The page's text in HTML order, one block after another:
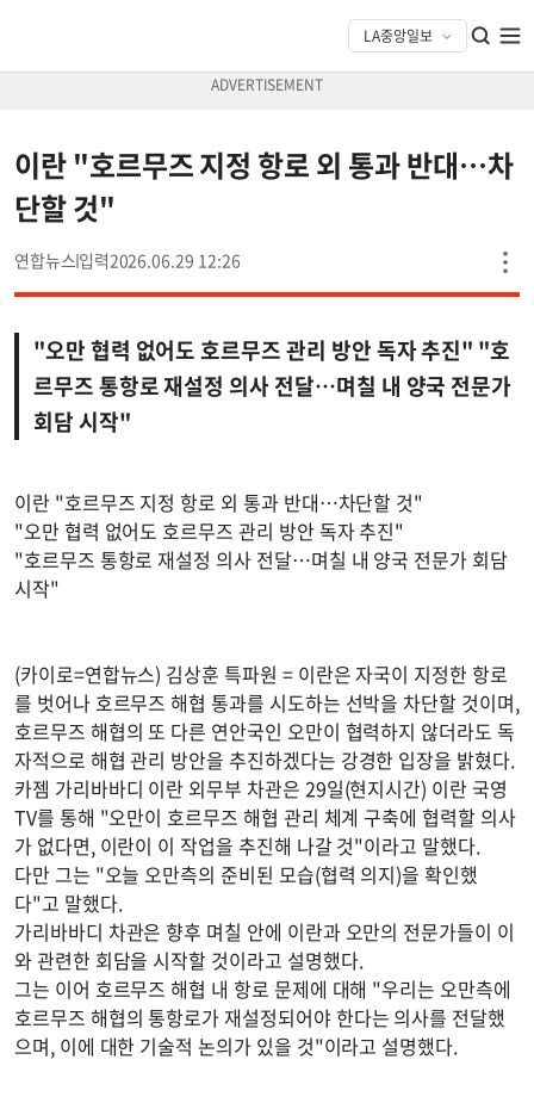
이란 "호르무즈 지정 항로 외 통과 반대…차
단할 것"
연합뉴스 2026.06.29 12:26
"오만 협력 없어도 호르무즈 관리 방안 독자 추진" "호
르무즈 통항로 재설정 의사 전달…며칠 내 양국 전문가
회담 시작"
이란 "호르무즈 지정 항로 외 통과 반대…차단할 것"
"오만 협력 없어도 호르무즈 관리 방안 독자 추진"
"호르무즈 통항로 재설정 의사 전달…며칠 내 양국 전문가 회담
시작"
(카이로=연합뉴스) 김상훈 특파원 = 이란은 자국이 지정한 항로
를 벗어나 호르무즈 해협 통과를 시도하는 선박을 차단할 것이며,
호르무즈 해협의 또 다른 연안국인 오만이 협력하지 않더라도 독
자적으로 해협 관리 방안을 추진하겠다는 강경한 입장을 밝혔다.
카젬 가리바바디 이란 외무부 차관은 29일(현지시간) 이란 국영
TV를 통해 "오만이 호르무즈 해협 관리 체계 구축에 협력할 의사
가 없다면, 이란이 이 작업을 추진해 나갈 것"이라고 말했다.
다만 그는 "오늘 오만측의 준비된 모습(협력 의지)을 확인했
다"고 말했다.
가리바바디 차관은 향후 며칠 안에 이란과 오만의 전문가들이 이
와 관련한 회담을 시작할 것이라고 설명했다.
그는 이어 호르무즈 해협 내 항로 문제에 대해 "우리는 오만측에
호르무즈 해협의 통항로가 재설정되어야 한다는 의사를 전달했
으며, 이에 대한 기술적 논의가 있을 것"이라고 설명했다.